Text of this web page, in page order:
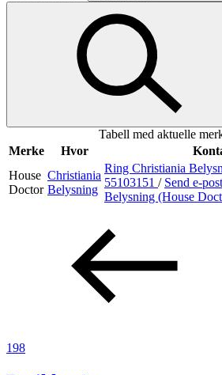
Mat og drikke
Aktiviteter
Inspirasjon
Åpningstider
Tabell med aktuelle
Merke
Hvor
House
Doctor
Christiania
Belysning
Ring Christiania
55103151 / Send e-post
Belysning (House
198